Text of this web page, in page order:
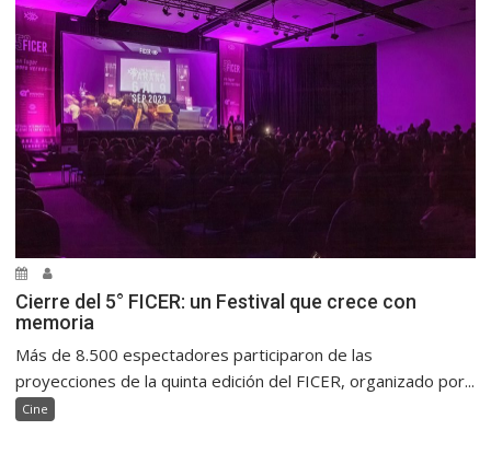
Cierre del 5° FICER: un Festival que crece con
memoria
Más de 8.500 espectadores participaron de las
proyecciones de la quinta edición del FICER, organizado por...
Cine